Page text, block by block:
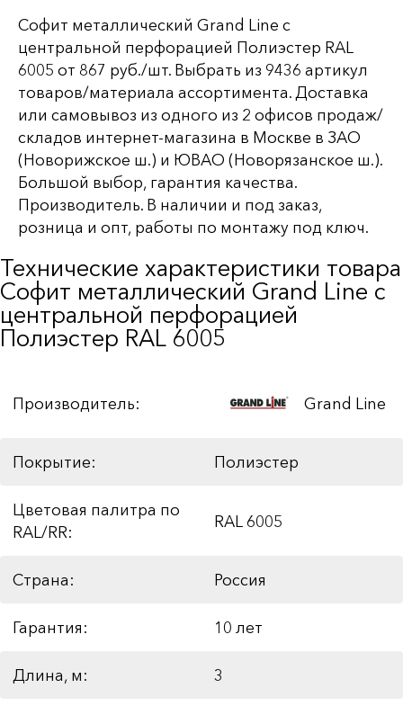
Софит металлический Grand Line c
центральной перфорацией Полиэстер RAL
6005 от 867 руб./шт. Выбрать из 9436 артикул
товаров/материала ассортимента. Доставка
или самовывоз из одного из 2 офисов продаж/
складов интернет-магазина в Москве в ЗАО
(Новорижское ш.) и ЮВАО (Новорязанское ш.).
Большой выбор, гарантия качества.
Производитель. В наличии и под заказ,
розница и опт, работы по монтажу под ключ.
Технические характеристики товара
Софит металлический Grand Line c
центральной перфорацией
Полиэстер RAL 6005
Производитель: Grand Line
Покрытие: Полиэстер
Цветовая палитра по
RAL/RR:
RAL 6005
Страна: Россия
Гарантия: 10 лет
Длина, м: 3